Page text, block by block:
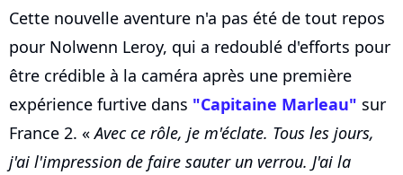
Cette nouvelle aventure n'a pas été de tout repos
pour Nolwenn Leroy, qui a redoublé d'efforts pour
être crédible à la caméra après une première
expérience furtive dans "Capitaine Marleau" sur
France 2. «Avec ce rôle, je m'éclate. Tous les jours,
j'ai l'impression de faire sauter un verrou. J'ai la